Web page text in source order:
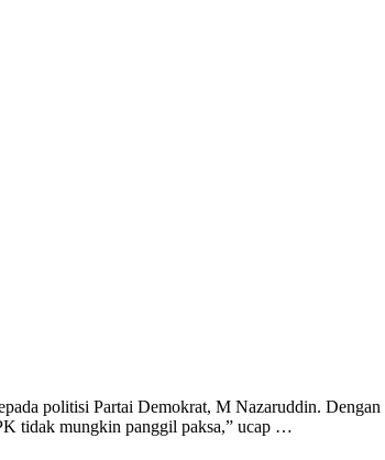
politisi Partai Demokrat, M Nazaruddin. Dengan
tidak mungkin panggil paksa,” ucap …